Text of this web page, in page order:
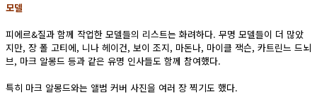
모델
피에르&질과 함께 작업한 모델들의 리스트는 화려하다. 무명 모델들이 더 많았
지만, 장 폴 고티에, 니나 헤이건, 보이 조지, 마돈나, 마이클 잭슨, 카트린느 드뇌
브, 마크 알몽드 등과 같은 유명 인사들도 함께 참여했다.
특히 마크 알몽드와는 앨범 커버 사진을 여러 장 찍기도 했다.